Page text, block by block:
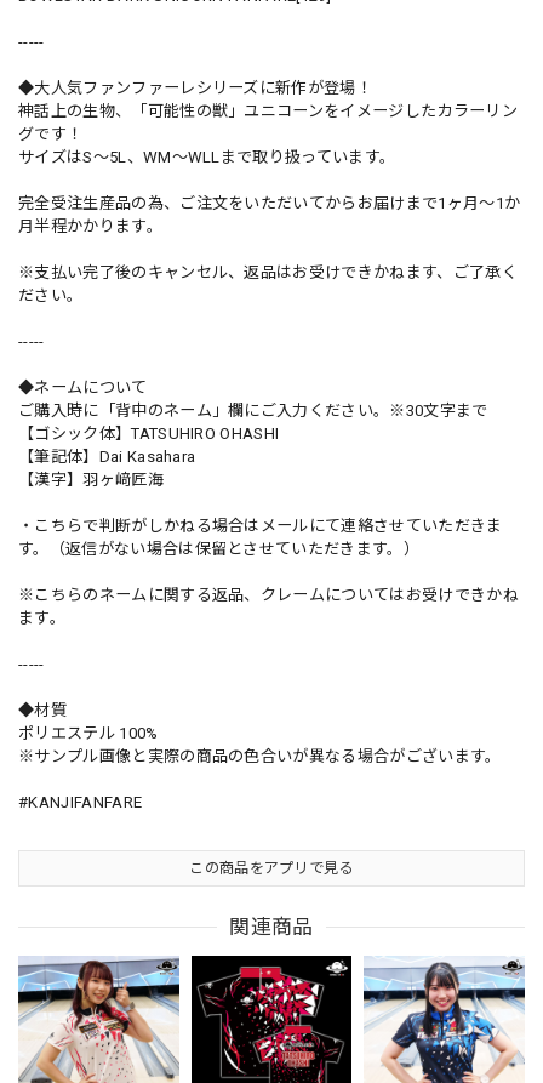
-----
◆大人気ファンファーレシリーズに新作が登場！
神話上の生物、「可能性の獣」ユニコーンをイメージしたカラーリン
グです！
サイズはS〜5L、WM〜WLLまで取り扱っています。
完全受注生産品の為、ご注文をいただいてからお届けまで1ヶ月〜1か
月半程かかります。
※支払い完了後のキャンセル、返品はお受けできかねます、ご了承く
ださい。
-----
◆ネームについて
ご購入時に「背中のネーム」欄にご入力ください。※30文字まで
【ゴシック体】TATSUHIRO OHASHI
【筆記体】Dai Kasahara
【漢字】羽ヶ﨑匠海
・こちらで判断がしかねる場合はメールにて連絡させていただきま
す。（返信がない場合は保留とさせていただきます。）
※こちらのネームに関する返品、クレームについてはお受けできかね
ます。
-----
◆材質
ポリエステル 100%
※サンプル画像と実際の商品の色合いが異なる場合がございます。
#KANJIFANFARE
この商品をアプリで見る
関連商品